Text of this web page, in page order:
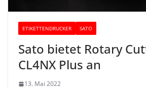
ETIKETTENDRUCKER SATO
Sato bietet Rotary
CL4NX Plus an
13. Mai 2022